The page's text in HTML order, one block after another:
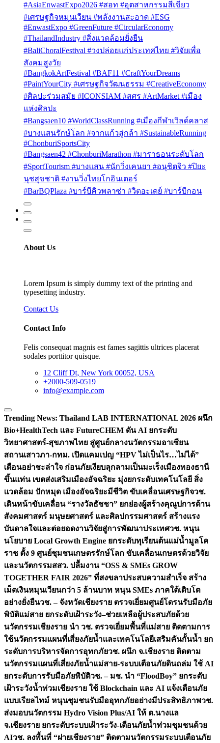
#AsiaEnwastExpo2026 #สอท #อุตสาหกรรมสีเขียว
#เศรษฐกิจหมุนเวียน #พลังงานสะอาด #ESG
#EnwastExpo #GreenFuture #CircularEconomy
#ThailandIndustry #สิ่งแวดล้อมยั่งยืน
#BaliChoralFestival #วงปล่อยแก่ประเทศไทย #วิจัยเพื่อ
สังคมสูงวัย
#BangkokArtFestival #BAF11 #CraftYourDreams
#PaintYourCity #เศรษฐกิจวัฒนธรรม #CreativeEconomy
#ศิลปะร่วมสมัย #ICONSIAM #สศร #ArtMarket #เมือง
แห่งศิลปะ
#Bangsaen10 #WorldClassRunning #เมืองกีฬาเวิลด์คลาส
#บางแสนรักษ์โลก #จากแก้วสู่กล้า #SustainableRunning
#ChonburiSportsCity
#Bangsaen42 #ChonburiMarathon #มาราธอนระดับโลก
#SportTourism #บางแสน #นักวิ่งเคนยา #อนุชิตจิว #ปิยะ
นุชสุขชาติ #งานวิ่งไทยโกอินเตอร์
#BarBQPlaza #บาร์บีคิวพลาซ่า #วิตอะเดย์ #บาร์บีกอน
About Us
Lorem Ipsum is simply dummy text of the printing and
typesetting industry.
Contact Us
Contact Info
Felis consequat magnis est fames sagittis ultrices placerat
sodales porttitor quisque.
12 Cliff Dt, New York 00052, USA
+2000-509-0519
info@example.com
Trending News: Thailand LAB INTERNATIONAL 2026 ผนึก
Bio+HealthTech และ FutureCHEM ดัน AI ยกระดับ
วิทยาศาสตร์-สุขภาพไทย สู่ศูนย์กลางนวัตกรรมอาเซียน
สถานเสาวภา-กทม. เปิดแคมเปญ “HPV ไม่เป็นไร…ไม่ได้”
เตือนอย่าชะล่าใจ ก่อนภัยเงียบลุกลามเป็นมะเร็งเมืองทองธานี
ขึ้นแท่น เขตส่งเสริมเมืองอัจฉริยะ มุ่งยกระดับเทคโนโลยี สิ่ง
แวดล้อม ปักหมุด เมืองอัจฉริยะมีชีวิต ขับเคลื่อนเศรษฐกิจวช.
เดินหน้าขับเคลื่อน “รางวัลธัชชา” ยกย่องผู้สร้างคุณูปการด้าน
สังคมศาสตร์ มนุษยศาสตร์ และศิลปกรรมศาสตร์ สร้างแรง
บันดาลใจและต่อยอดงานวิจัยสู่การพัฒนาประเทศวช. หนุน
นโยบาย Local Growth Engine ยกระดับทุเรียนต้นแม่น้ำมูลโค
ราช ตั้ง 9 ศูนย์ชุมชนเกษตรรักษ์โลก ขับเคลื่อนเกษตรด้วยวิจัย
และนวัตกรรมสสว. ปลื้มงาน “OSS & SMEs GROW
TOGETHER FAIR 2026” ที่สงขลาประสบความสำเร็จ สร้าง
เม็ดเงินหมุนเวียนกว่า 5 ล้านบาท หนุน SMEs ภาคใต้เติบโต
อย่างยั่งยืนวช. – จังหวัดเชียงราย ตรวจเยี่ยมศูนย์โดรนรับมือภัย
พิบัติแม่สาย ยกระดับเฝ้าระวัง–ช่วยเหลือผู้ประสบภัยด้วย
นวัตกรรมเชียงราย นำ วช. ตรวจเยี่ยมพื้นที่แม่สาย ติดตามการ
ใช้นวัตกรรมแผนที่เสี่ยงภัยน้ำและเทคโนโลยีเสริมคันกั้นน้ำ ยก
ระดับการบริหารจัดการอุทกภัยวช. ผนึก จ.เชียงราย ติดตาม
นวัตกรรมแผนที่เสี่ยงภัยน้ำแม่สาย-ระบบเตือนภัยดินถล่ม ใช้ AI
ยกระดับการรับมือภัยพิบัติวช. – มช. นำ “FloodBoy” ยกระดับ
เฝ้าระวังน้ำท่วมเชียงราย ใช้ Blockchain และ AI แจ้งเตือนภัย
แบบเรียลไทม์ หนุนชุมชนรับมืออุทกภัยอย่างมีประสิทธิภาพวช.
ส่งมอบนวัตกรรม Hydro Vision Plus/AI ให้ ต.นางแล
จ.เชียงราย ยกระดับระบบเฝ้าระวัง-เตือนภัยน้ำท่วมชุมชนด้วย
AIวช. ลงพื้นที่ “ฝายเชียงราย” ติดตามนวัตกรรมระบบเตือนภัย